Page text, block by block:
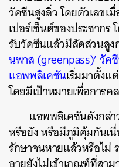
วัคซีนสูงลิ่ว โดยตัวเลขเ
เปอร์เซ็นต์ของประชาก
รับวัคซีนแล้วมีสัดส่วนสูง
นพาส (greenpass)’ วั
แอพพลิเคชันเริ่มมาตั้ง
โดยมีเป้าหมายเพื่อการ
แอพพลิเคชันดังกล่า
หรือยัง หรือมีภูมิคุ้มกันเนื่
รักษาจนหายแล้วหรือไม่